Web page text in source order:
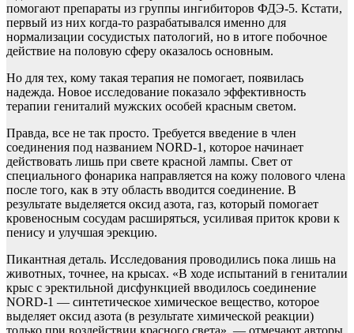
помогают препараты из группы ингибиторов ФДЭ-5. Кстати,
первый из них когда-то разрабатывался именно для
нормализации сосудистых патологий, но в итоге побочное
действие на половую сферу оказалось основным.
Но для тех, кому такая терапия не помогает, появилась
надежда. Новое исследование показало эффективность
терапии гениталий мужских особей красным светом.
Правда, все не так просто. Требуется введение в член
соединения под названием NORD-1, которое начинает
действовать лишь при свете красной лампы. Свет от
специального фонарика направляется на кожу полового члена
после того, как в эту область вводится соединение. В
результате выделяется оксид азота, газ, который помогает
кровеносным сосудам расширяться, усиливая приток крови к
пенису и улучшая эрекцию.
Пикантная деталь. Исследования проводились пока лишь на
животных, точнее, на крысах. «В ходе испытаний в гениталии
крыс с эректильной дисфункцией вводилось соединение
NORD-1 — синтетическое химическое вещество, которое
выделяет оксид азота (в результате химической реакции)